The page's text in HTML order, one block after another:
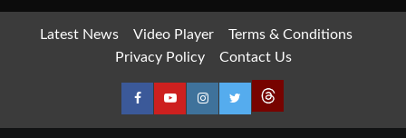
Latest News Video Player
Terms & Conditions
Privacy Policy
Contact Us